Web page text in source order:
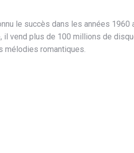
le succès dans les années 1960
il vend plus de 100 millions de
mélodies romantiques.